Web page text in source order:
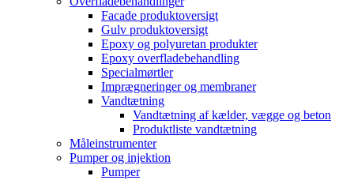
Facade produktoversigt
Gulv produktoversigt
Epoxy og polyuretan produkter
Epoxy overfladebehandling
Specialmørtler
Imprægneringer og membraner
Vandtætning
Vandtætning af kælder, vægge og beton
Produktliste vandtætning
Måleinstrumenter
Pumper og injektion
Pumper